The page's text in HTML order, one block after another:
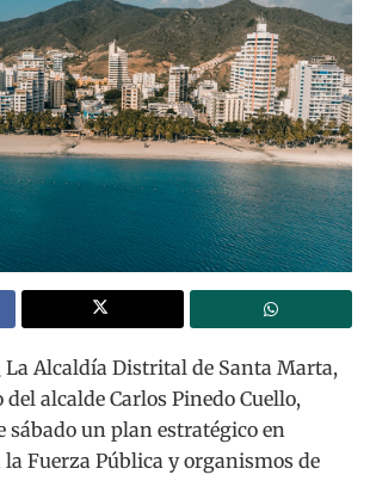
La Alcaldía Distrital de Santa Marta,
alcalde Carlos Pinedo Cuello,
sábado un plan estratégico en
Fuerza Pública y organismos de